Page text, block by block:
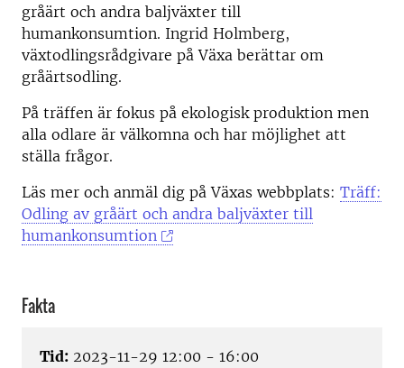
gråärt och andra baljväxter till
humankonsumtion. Ingrid Holmberg,
växtodlingsrådgivare på Växa berättar om
gråärtsodling.
På träffen är fokus på ekologisk produktion men
alla odlare är välkomna och har möjlighet att
ställa frågor.
Läs mer och anmäl dig på Växas webbplats: Träff:
Odling av gråärt och andra baljväxter till
humankonsumtion
Fakta
Tid: 2023-11-29 12:00 - 16:00